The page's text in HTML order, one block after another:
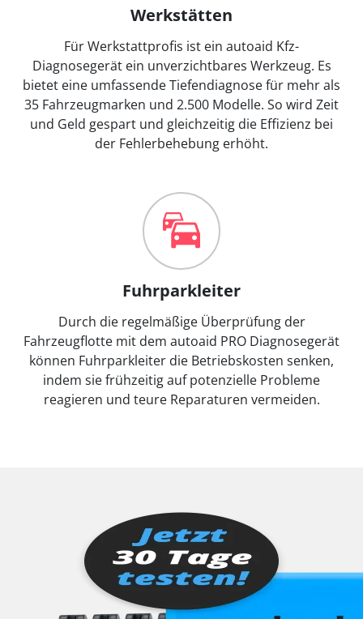
Werkstätten
Für Werkstattprofis ist ein autoaid Kfz-
Diagnosegerät ein unverzichtbares Werkzeug. Es
bietet eine umfassende Tiefendiagnose für mehr als
35 Fahrzeugmarken und 2.500 Modelle. So wird Zeit
und Geld gespart und gleichzeitig die Effizienz bei
der Fehlerbehebung erhöht.
Fuhrparkleiter
Durch die regelmäßige Überprüfung der
Fahrzeugflotte mit dem autoaid PRO Diagnosegerät
können Fuhrparkleiter die Betriebskosten senken,
indem sie frühzeitig auf potenzielle Probleme
reagieren und teure Reparaturen vermeiden.